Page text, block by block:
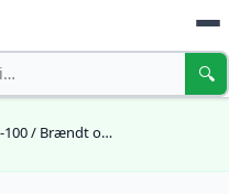
🔍
100 / Brændt o…